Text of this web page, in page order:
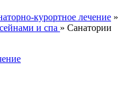
курортное лечение »
и спа » Санатории